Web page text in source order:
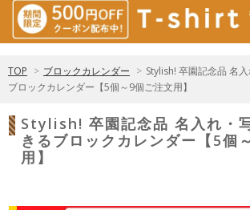
TOP > ブロックカレンダー > Stylish! 卒園記念品 名
ブロックカレンダー【5個～9個ご注文用】
Stylish! 卒園記念品 名入れ・
きるブロックカレンダー【5個
用】